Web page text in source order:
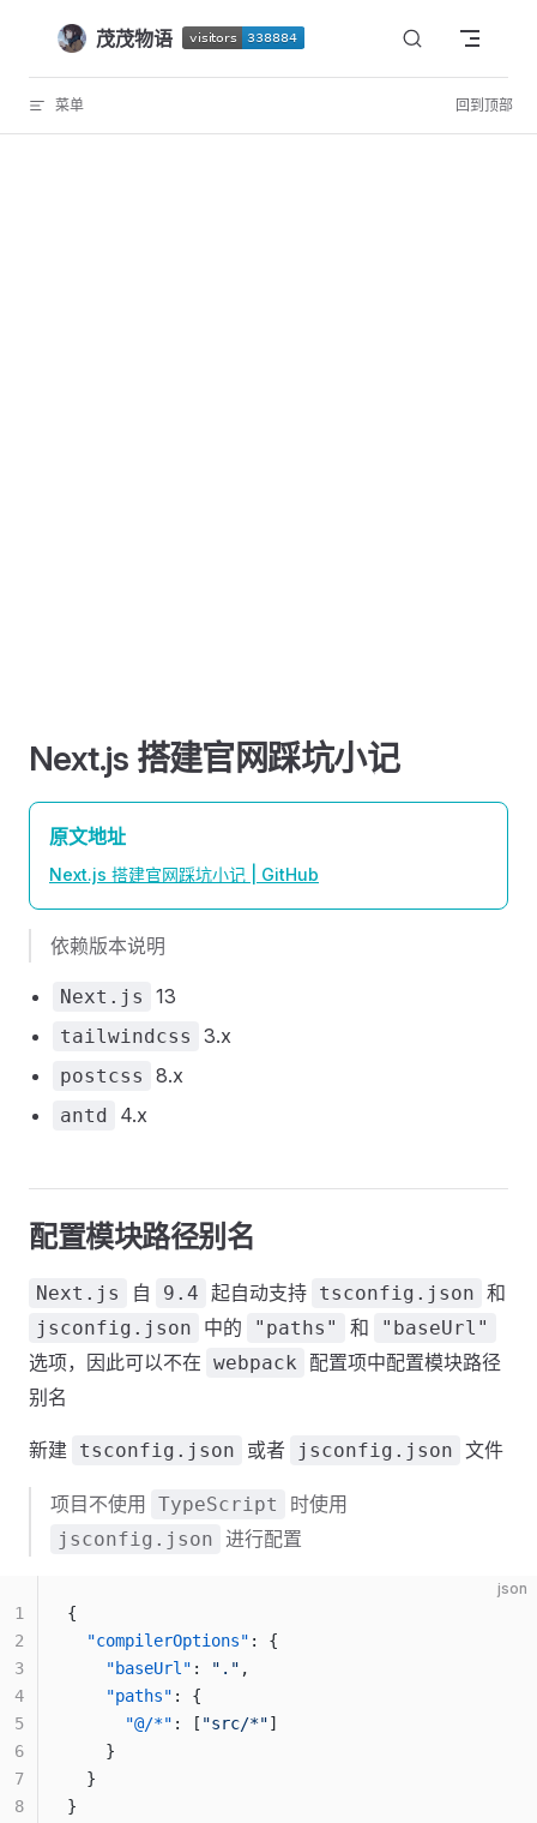
Skip to content
茂茂物语
菜单 回到顶部
Next.js 搭建官网踩坑小记
原文地址
Next.js 搭建官网踩坑小记 | GitHub
依赖版本说明
Next.js 13
tailwindcss 3.x
postcss 8.x
antd 4.x
配置模块路径别名
Next.js 自 9.4 起自动支持 tsconfig.json 和
jsconfig.json 中的 "paths" 和 "baseUrl"
选项，因此可以不在 webpack
配置项中配置模块路径
别名
新建 tsconfig.json 或者 jsconfig.json 文件
项目不使用 TypeScript 时使用
jsconfig.json 进行配置
json
{
  "compilerOptions"
: {
    "baseUrl"
: "." ,
    "paths"
: {
      "@/*"
: [ "src/*"]
    }
  }
}
1
2
3
4
5
6
7
8